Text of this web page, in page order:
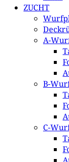
ZUCHT
A-
B-
C-